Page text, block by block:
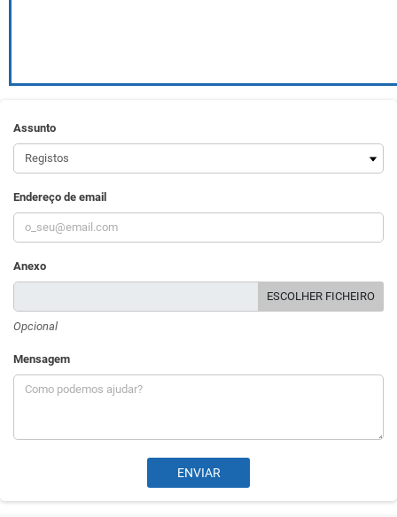
Assunto
Endereço de email
Anexo
ESCOLHER FICHEIRO
Opcional
Mensagem